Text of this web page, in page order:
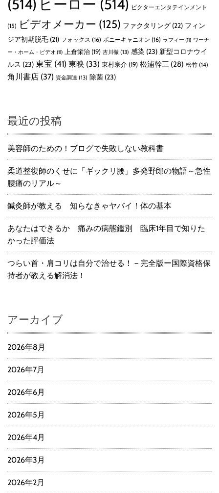
(514) ヒーロー (514) ビクターエンタテインメント
(15) ビデオメーカー (125) ファクタリング (22) フィン
ジア初期脱毛 (21) フォックス (16) ポニーキャニオン (16) ラフィー (11) ワーナ
ー・ホーム・ビデオ (11) 上倉栄治 (19) 吉川徹 (13) 感染 (23) 新型コロナウイ
ルス (23) 東宝 (41) 東映 (33) 東村宗介 (19) 松浦幹三 (28) 松竹 (14)
角川書店 (37) 資金調達 (13) 除菌 (23)
最近の投稿
美容師のための！ブログで失敗しない教科書
柔道整復師のくせに「ギックリ腰」多発野郎の物語～急性
腰痛のリアル～
鍼灸師が教える 知らなきゃヤバイ！体の基本
あなたはできるか 痛みの病態鑑別 臨床1年目で知りた
かった評価法
つらい首・肩コリは自分で治せる！－完全版ー国際資格保
持者が教える解消法！
アーカイブ
2026年8月
2026年7月
2026年6月
2026年5月
2026年4月
2026年3月
2026年2月